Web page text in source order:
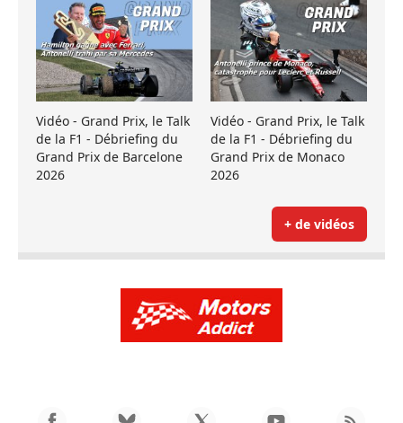
Vidéo - Grand Prix, le Talk
de la F1 - Débriefing du
Grand Prix de Barcelone
2026
Vidéo - Grand Prix, le Talk
de la F1 - Débriefing du
Grand Prix de Monaco
2026
+ de vidéos